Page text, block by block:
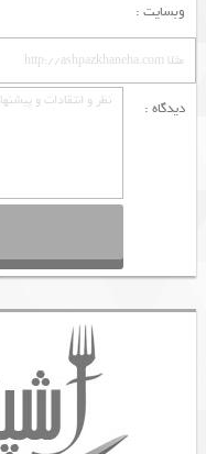
وبسایت :
دیدگاه :